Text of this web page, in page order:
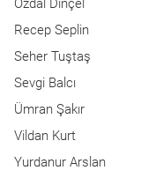
Özdal Dinçel
Recep Seplin
Seher Tuştaş
Sevgi Balcı
Ümran Şakır
Vildan Kurt
Yurdanur Arslan